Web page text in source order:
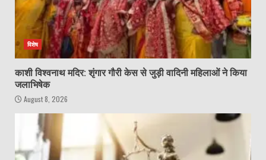
विशेष
काशी विश्वनाथ मदिर: शृंगार गौरी केस से जुड़ी वादिनी महिलाओं ने किया
जलाभिषेक
August 8, 2026